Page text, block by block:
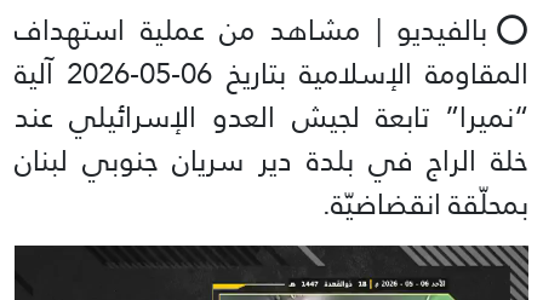
⭕️بالفيديو | مشاهد من عملية استهداف
المقاومة الإسلامية بتاريخ 06-05-2026 آلية
“نميرا” تابعة لجيش العدو الإسرائيلي عند
خلة الراج في بلدة دير سريان جنوبي لبنان
بمحلّقة انقضاضيّة.